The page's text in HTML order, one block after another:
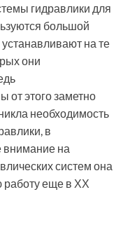
гидравлики для
большой
на те
они
от этого заметно
необходимость
в
внимание на
систем она
работу еще в ХХ